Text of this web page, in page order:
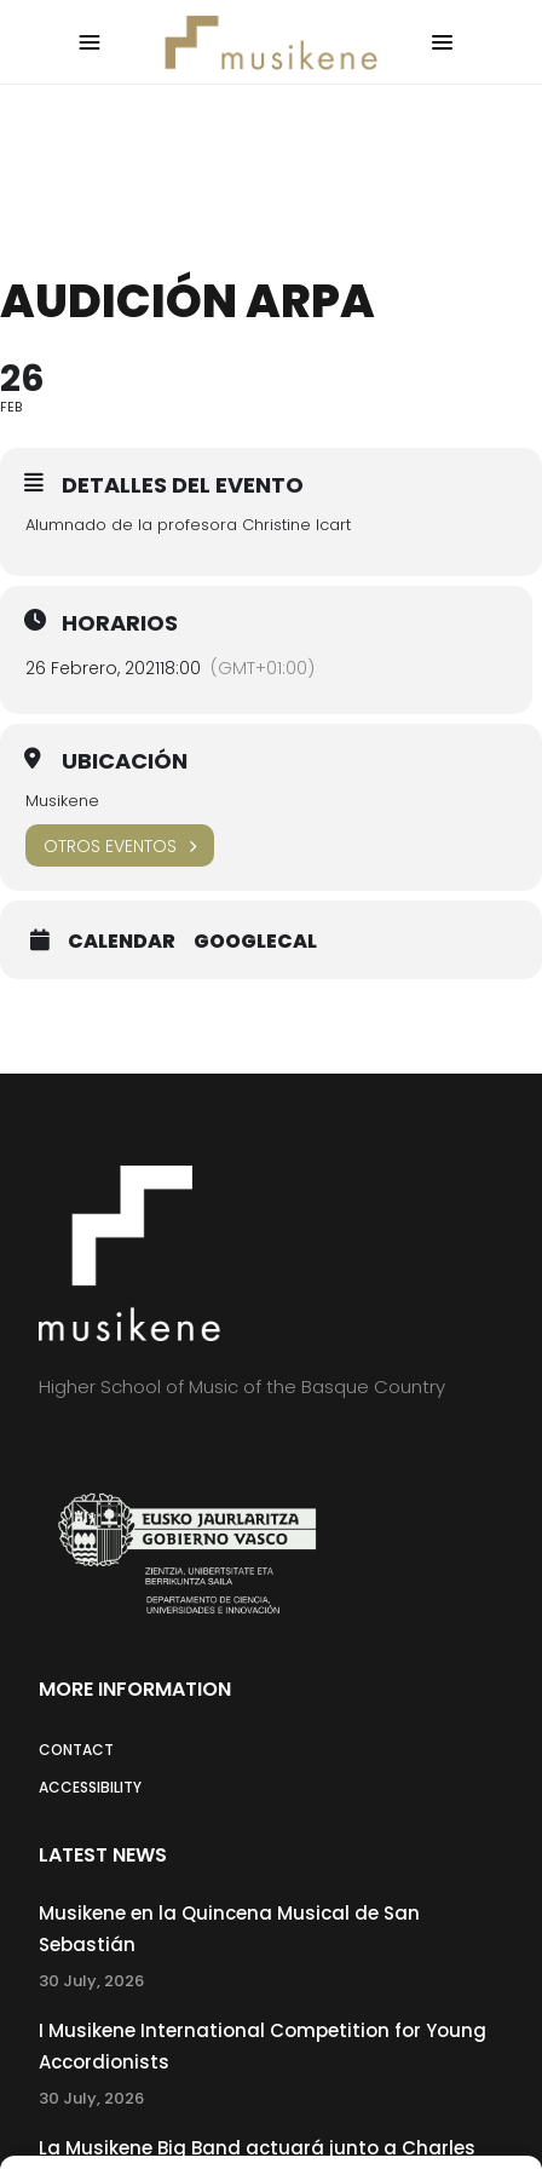
AUDICIÓN ARPA
26
FEB
DETALLES DEL EVENTO
Alumnado de la profesora Christine Icart
HORARIOS
26 Febrero, 202118:00 (GMT+01:00)
UBICACIÓN
Musikene
OTROS EVENTOS
CALENDAR GOOGLECAL
Higher School of Music of the Basque Country
MORE INFORMATION
CONTACT
ACCESSIBILITY
LATEST NEWS
Musikene en la Quincena Musical de San
Sebastián
30 July, 2026
I Musikene International Competition for Young
Accordionists
30 July, 2026
La Musikene Big Band actuará junto a Charles